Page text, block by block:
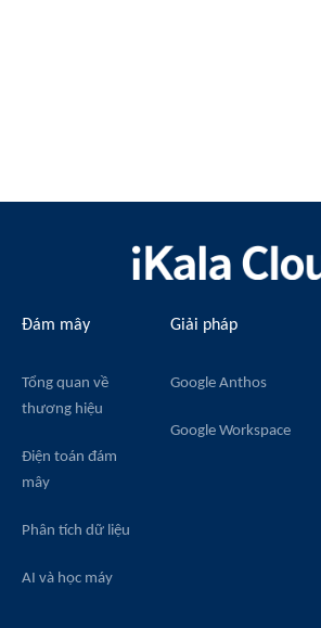
Đám mây
Tổng quan về
thương hiệu
Điện toán đám
mây
Phân tích dữ liệu
AI và học máy
Giải pháp
Google Anthos
Google Workspace